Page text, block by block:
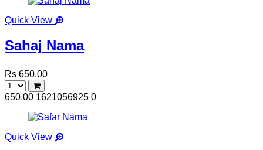
Quick View
Sahaj Nama
Rs 650.00
650.00 1621056925 0
Quick View